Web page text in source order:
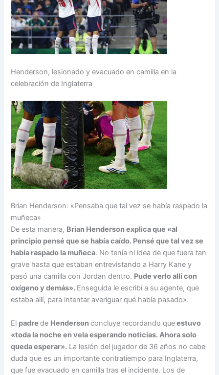
Henderson, lesionado y evacuado en camilla en la
celebración de Inglaterra
Brian Henderson: «Pensaba que tal vez se había raspado la
muñeca»
De esta manera, Brian Henderson explica que «al
principio pensé que se había caído. Pensé que tal vez se
había raspado la muñeca. No tenía ni idea de que fuera tan
grave hasta que estaban entrevistando a Harry Kane y
pasó una camilla con Jordan dentro. Pude verlo allí con
oxígeno y demás». Enseguida le escribí a su agente, que
estaba allí, para intentar averiguar qué había pasado».
El padrede Hendersonconcluye recordando queestuvo
«toda la noche en vela esperando noticias. Ahora solo
queda esperar». La lesión del jugador de 36 años no cabe
duda que es un importante contratiempo para Inglaterra,
que fue evacuado en camilla tras el incidente. Los de